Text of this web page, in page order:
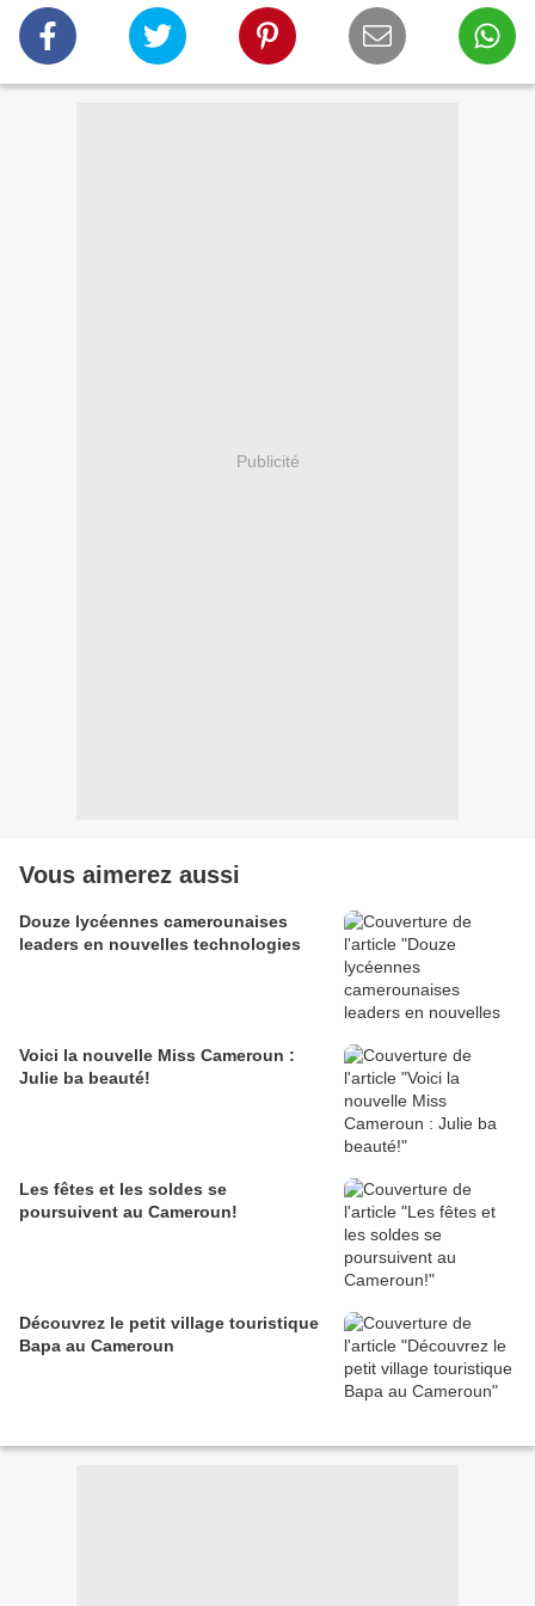
Publicité
Vous aimerez aussi
Douze lycéennes camerounaises
leaders en nouvelles technologies
Voici la nouvelle Miss Cameroun :
Julie ba beauté!
Les fêtes et les soldes se
poursuivent au Cameroun!
Découvrez le petit village touristique
Bapa au Cameroun